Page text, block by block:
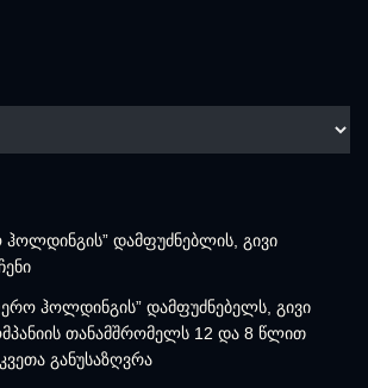
დამფუძნებლის, გივი
ჰოლდინგის” დამფუძნებელს, გივი
თანამშრომელს 12 და 8 წლით
განუსაზღვრა